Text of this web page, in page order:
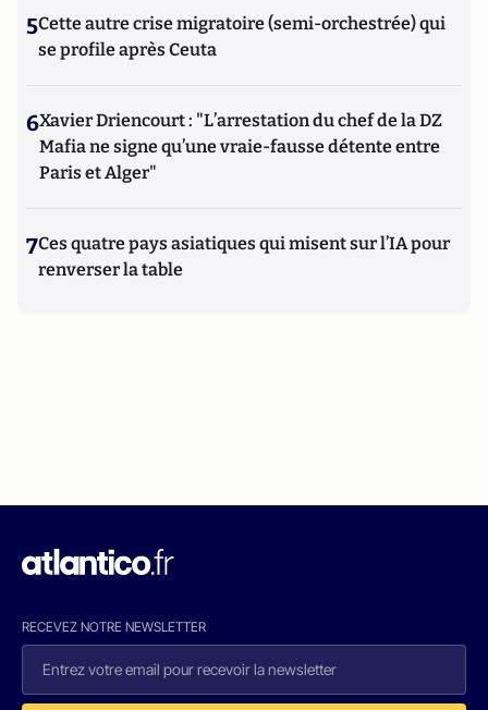
5Cette autre crise migratoire (semi-orchestrée) qui
se profile après Ceuta
6Xavier Driencourt : "L’arrestation du chef de la DZ
Mafia ne signe qu’une vraie-fausse détente entre
Paris et Alger"
7Ces quatre pays asiatiques qui misent sur l’IA pour
renverser la table
RECEVEZ NOTRE NEWSLETTER